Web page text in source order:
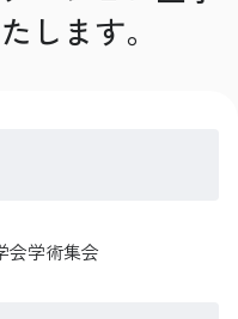
します。
会学術集会